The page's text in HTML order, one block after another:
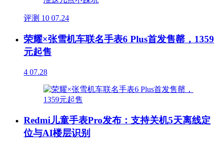
评测 10 07.24
荣耀×张雪机车联名手表6 Plus首发售罄，1359
元起售
4 07.28
Redmi儿童手表Pro发布：支持关机5天离线定
位与AI楼层识别